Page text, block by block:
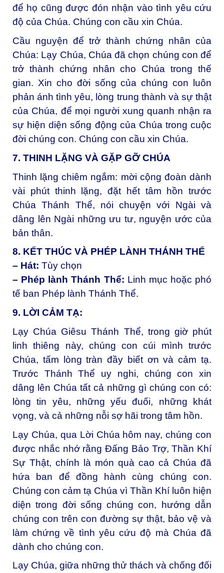
để họ cũng được đón nhận vào tình yêu cứu
độ của Chúa. Chúng con cầu xin Chúa.
Cầu nguyện để trở thành chứng nhân của
Chúa: Lạy Chúa, Chúa đã chọn chúng con để
trở thành chứng nhân cho Chúa trong thế
gian. Xin cho đời sống của chúng con luôn
phản ánh tình yêu, lòng trung thành và sự thật
của Chúa, để mọi người xung quanh nhận ra
sự hiện diện sống động của Chúa trong cuộc
đời chúng con. Chúng con cầu xin Chúa.
7. THINH LẶNG VÀ GẶP GỠ CHÚA
Thinh lặng chiêm ngắm: mời cộng đoàn dành
vài phút thinh lặng, đặt hết tâm hồn trước
Chúa Thánh Thể, nói chuyện với Ngài và
dâng lên Ngài những ưu tư, nguyện ước của
bản thân.
8. KẾT THÚC VÀ PHÉP LÀNH THÁNH THỂ
– Hát: Tùy chọn
– Phép lành Thánh Thể: Linh mục hoặc phó
tế ban Phép lành Thánh Thể.
9. LỜI CẢM TẠ:
Lạy Chúa Giêsu Thánh Thể, trong giờ phút
linh thiêng này, chúng con cúi mình trước
Chúa, tấm lòng tràn đầy biết ơn và cảm tạ.
Trước Thánh Thể uy nghi, chúng con xin
dâng lên Chúa tất cả những gì chúng con có:
lòng tin yêu, những yếu đuối, những khát
vọng, và cả những nỗi sợ hãi trong tâm hồn.
Lạy Chúa, qua Lời Chúa hôm nay, chúng con
được nhắc nhớ rằng Đấng Bảo Trợ, Thần Khí
Sự Thật, chính là món quà cao cả Chúa đã
hứa ban để đồng hành cùng chúng con.
Chúng con cảm tạ Chúa vì Thần Khí luôn hiện
diện trong đời sống chúng con, hướng dẫn
chúng con trên con đường sự thật, bảo vệ và
làm chứng về tình yêu cứu độ mà Chúa đã
dành cho chúng con.
Lạy Chúa, giữa những thử thách và chống đối